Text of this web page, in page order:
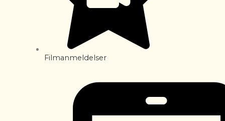
Filmanmeldelser